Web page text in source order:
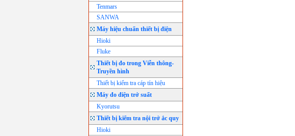
Tenmars
SANWA
Máy hiệu chuẩn thiết bị điện
Hioki
Fluke
Thiết bị đo trong Viễn thông-
Truyền hình
Thiết bị kiểm tra cáp tín hiệu
Máy đo điện trở suất
Kyorutsu
Thiết bị kiểm tra nội trở ắc quy
Hioki